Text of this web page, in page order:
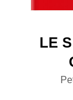
LE